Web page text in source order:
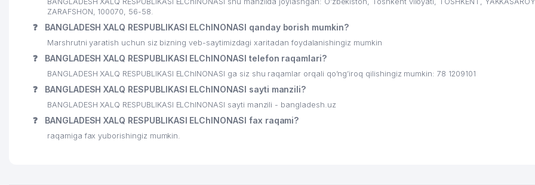
KLASSIK GOLD DOOR MChJ
26 OMIC-TASHKENT MChJ
XAZRAT FARM SAVDO MChJ
ZARAFSHON, 100070, 56-58.
❓ BANGLADESH XALQ RESPUBLIKASI ELChINONASI qanday borish mumkin?
Marshrutni yaratish uchun siz bizning veb-saytimizdagi xaritadan foydalanishingiz mumkin
❓ BANGLADESH XALQ RESPUBLIKASI ELChINONASI telefon raqamlari?
BANGLADESH XALQ RESPUBLIKASI ELChINONASI ga siz shu raqamlar orqali qo’ng’iroq qilishingiz mumkin: 78 1209101
❓ BANGLADESH XALQ RESPUBLIKASI ELChINONASI sayti manzili?
BANGLADESH XALQ RESPUBLIKASI ELChINONASI sayti manzili - bangladesh.uz
❓ BANGLADESH XALQ RESPUBLIKASI ELChINONASI fax raqami?
raqamiga fax yuborishingiz mumkin.